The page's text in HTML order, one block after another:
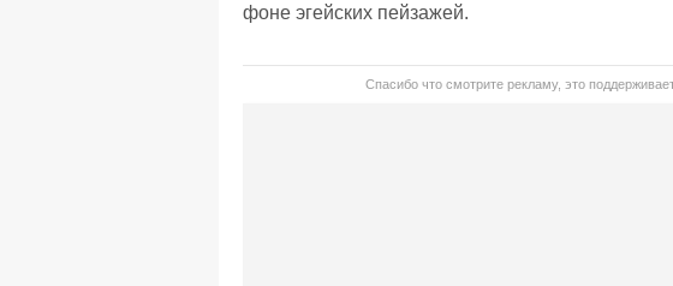
фоне эгейских пейзажей.
Спасибо что смотрите рекламу, это